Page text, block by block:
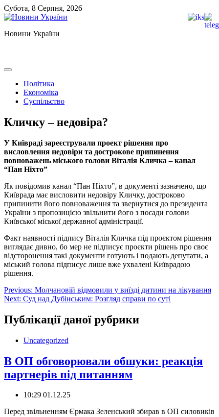
Skip
to
Субота, 8 Серпня, 2026
Новини України
Політика
Економіка
Суспільство
Кличку – недовіра?
У Київраді зареєстрували проект рішення про
висловлення недовіри та дострокове припинення
повноважень міського голови Віталія Кличка – канал
“Пан Ніхто”
Як повідомив канал “Пан Ніхто”, в документі зазначено, що
Київрада має висловити недовіру Кличку, достроково
припинити його повноваження та звернутися до президента
України з пропозицією звільнити його з посади голови
Київської міської державної адміністрації.
Факт наявності підпису Віталія Кличка під проєктом рішення
виглядає дивно, бо мер не підписує проєкти рішень про своє
відсторонення такі документи готують і подають депутати, а
міський голова підписує лише вже ухвалені Київрадою
рішення.
Навігація
записів
Previous: Молчановій відмовили у виїзді дитини на лікування
Next: Суд над Дубінським: Розгляд справи по суті
Публікації даної рубрики
Uncategorized
В ОП обговорювали обшуки: реакція
партнерів під питанням
10:29 01.12.25
Перед звільненням Єрмака Зеленський збирав в ОП силовиків